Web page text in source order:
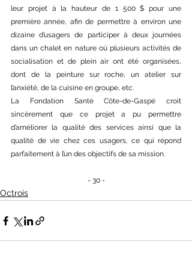
leur projet à la hauteur de 1 500 $ pour une
première année, afin de permettre à environ une
dizaine d’usagers de participer à deux journées
dans un chalet en nature où plusieurs activités de
socialisation et de plein air ont été organisées,
dont de la peinture sur roche, un atelier sur
l’anxiété, de la cuisine en groupe, etc.
La Fondation Santé Côte-de-Gaspé croit
sincèrement que ce projet a pu permettre
d’améliorer la qualité des services ainsi que la
qualité de vie chez ces usagers, ce qui répond
parfaitement à l’un des objectifs de sa mission.
- 30 -
Octrois